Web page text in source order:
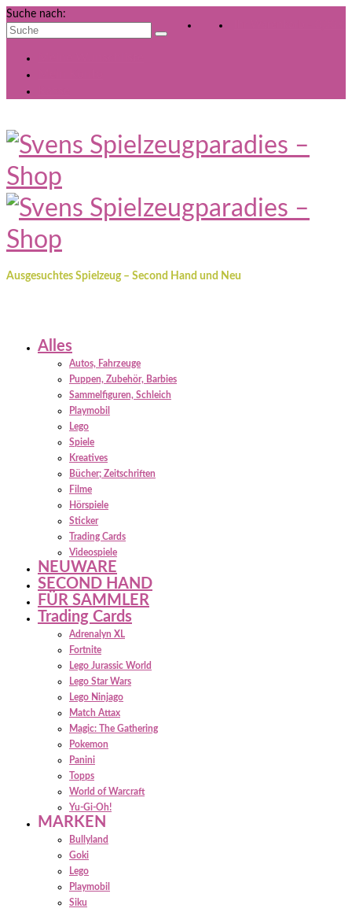
Suche nach:
Ausgesuchtes Spielzeug – Second Hand und Neu
Alles
Autos, Fahrzeuge
Puppen, Zubehör, Barbies
Sammelfiguren, Schleich
Playmobil
Lego
Spiele
Kreatives
Bücher; Zeitschriften
Filme
Hörspiele
Sticker
Trading Cards
Videospiele
NEUWARE
SECOND HAND
FÜR SAMMLER
Trading Cards
Adrenalyn XL
Fortnite
Lego Jurassic World
Lego Star Wars
Lego Ninjago
Match Attax
Magic: The Gathering
Pokemon
Panini
Topps
World of Warcraft
Yu-Gi-Oh!
MARKEN
Bullyland
Goki
Lego
Playmobil
Siku